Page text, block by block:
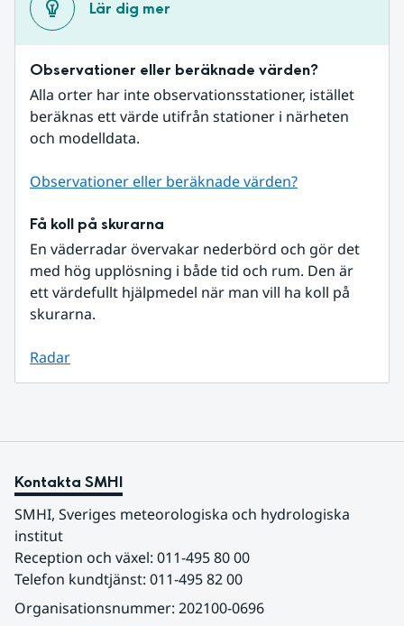
Lär dig mer
Observationer eller beräknade värden?
Alla orter har inte observationsstationer, istället
beräknas ett värde utifrån stationer i närheten
och modelldata.
Observationer eller beräknade värden?
Få koll på skurarna
En väderradar övervakar nederbörd och gör det
med hög upplösning i både tid och rum. Den är
ett värdefullt hjälpmedel när man vill ha koll på
skurarna.
Radar
Kontakta SMHI
SMHI, Sveriges meteorologiska och hydrologiska
institut
Reception och växel: 011-495 80 00
Telefon kundtjänst: 011-495 82 00
Organisationsnummer: 202100-0696